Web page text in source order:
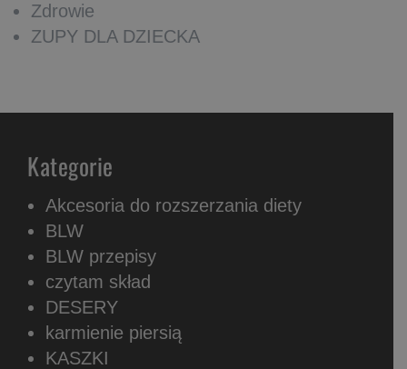
Zdrowie
ZUPY DLA DZIECKA
Kategorie
Akcesoria do rozszerzania diety
BLW
BLW przepisy
czytam skład
DESERY
karmienie piersią
KASZKI